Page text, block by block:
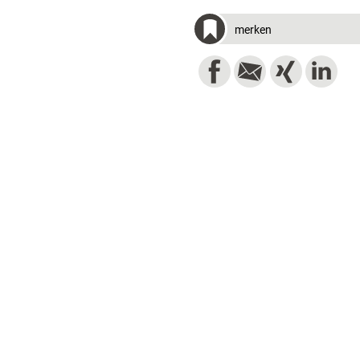
merken